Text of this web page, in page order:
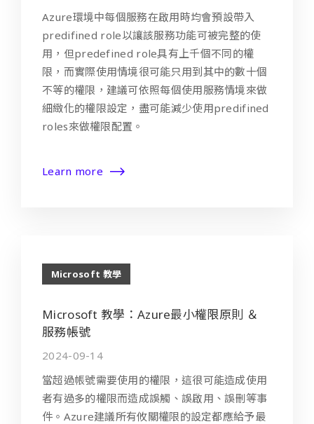
Azure環境中每個服務在啟用時均會預設帶入
predifined role以讓該服務功能可被完整的使
用，但predefined role具有上千個不同的權
限，而實際使用情境很可能只用到其中的數十個
不等的權限，建議可依照每個使用服務情境來做
細緻化的權限設定，盡可能減少使用predifined
roles來做權限配置。
Learn more
Microsoft 教學
Microsoft 教學：Azure最小權限原則 ＆
服務帳號
2024-09-14
當超過帳號需要使用的權限，這很可能造成使用
者有過多的權限而造成誤觸、誤啟用、誤刪等事
件。Azure建議所有攸關權限的設定都應給予最